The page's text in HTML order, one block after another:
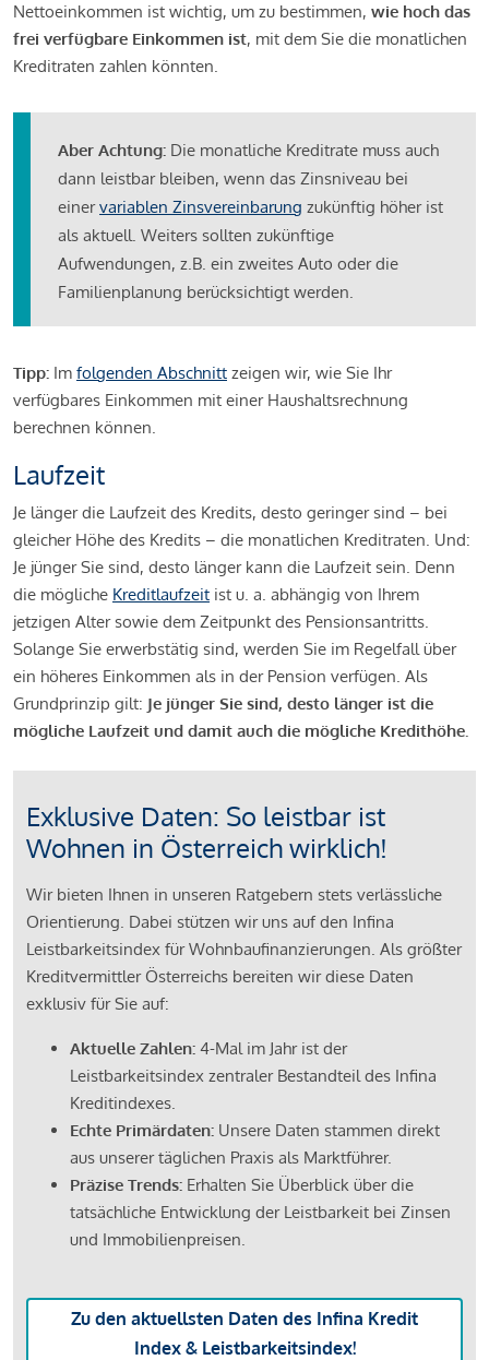
Nettoeinkommen ist wichtig, um zu bestimmen, wie hoch das
frei verfügbare Einkommen ist, mit dem Sie die monatlichen
Kreditraten zahlen könnten.
Aber Achtung: Die monatliche Kreditrate muss auch
dann leistbar bleiben, wenn das Zinsniveau bei
einervariablen Zinsvereinbarung zukünftig höher ist
als aktuell. Weiters sollten zukünftige
Aufwendungen, z.B. ein zweites Auto oder die
Familienplanung berücksichtigt werden.
Tipp: Im folgenden Abschnitt zeigen wir, wie Sie Ihr
verfügbares Einkommen mit einer Haushaltsrechnung
berechnen können.
Laufzeit
Je länger die Laufzeit des Kredits, desto geringer sind – bei
gleicher Höhe des Kredits – die monatlichen Kreditraten. Und:
Je jünger Sie sind, desto länger kann die Laufzeit sein. Denn
die mögliche Kreditlaufzeit ist u. a. abhängig von Ihrem
jetzigen Alter sowie dem Zeitpunkt des Pensionsantritts.
Solange Sie erwerbstätig sind, werden Sie im Regelfall über
ein höheres Einkommen als in der Pension verfügen. Als
Grundprinzip gilt: Je jünger Sie sind, desto länger ist die
mögliche Laufzeit und damit auch die mögliche Kredithöhe.
Exklusive Daten: So leistbar ist
Wohnen in Österreich wirklich!
Wir bieten Ihnen in unseren Ratgebern stets verlässliche
Orientierung. Dabei stützen wir uns auf den Infina
Leistbarkeitsindex für Wohnbaufinanzierungen. Als größter
Kreditvermittler Österreichs bereiten wir diese Daten
exklusiv für Sie auf:
Aktuelle Zahlen: 4-Mal im Jahr ist der
Leistbarkeitsindex zentraler Bestandteil des Infina
Kreditindexes.
Echte Primärdaten: Unsere Daten stammen direkt
aus unserer täglichen Praxis als Marktführer.
Präzise Trends: Erhalten Sie Überblick über die
tatsächliche Entwicklung der Leistbarkeit bei Zinsen
und Immobilienpreisen.
Zu den aktuellsten Daten des Infina Kredit
Index & Leistbarkeitsindex!